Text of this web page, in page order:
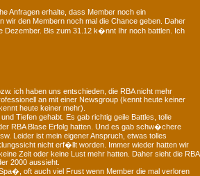
Anfragen erhalte, dass Member noch ein
den Membern noch mal die Chance geben. Daher
Dezember. Bis zum 31.12 k�nnt Ihr noch battlen. Ich
ich haben uns entschieden, die RBA nicht mehr
an mit einer Newsgroup (kennt heute keiner
heute keiner mehr).
Tiefen gehabt. Es gab richtig geile Battles, tolle
RBA Blase Erfolg hatten. Und es gab schw�chere
Leider ist mein eigener Anspruch, etwas tolles
nicht erf�llt worden. Immer wieder hatten wir
Zeit oder keine Lust mehr hatten. Daher sieht die RBA
2000 aussieht.
oft auch viel Frust wenn Member die mal verloren